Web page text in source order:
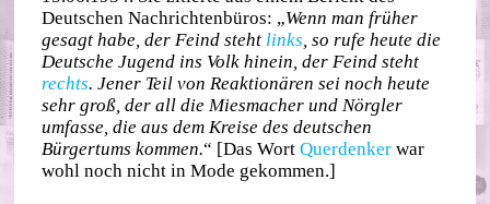
Deutschen Nachrichtenbüros: „Wenn man früher
gesagt habe, der Feind steht links , so rufe heute die
Deutsche Jugend ins Volk hinein, der Feind steht
rechts. Jener Teil von Reaktionären sei noch heute
sehr groß, der all die Miesmacher und Nörgler
umfasse, die aus dem Kreise des deutschen
Bürgertums kommen.“ [Das WortQuerdenker war
wohl noch nicht in Mode gekommen.]